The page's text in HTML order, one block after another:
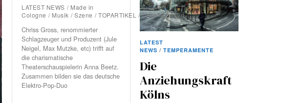
LATEST
NEWS / TEMPERAMENTE
Die
Anziehungskraft
Kölns
LATEST NEWS / Made in
Cologne / Musik / Szene / TOPARTIKEL / Uncategorized
Chriss Gross, renommierter
Schlagzeuger und Produzent (Jule
Neigel, Max Mutzke, etc) trifft auf
die charismatische
Theaterschauspielerin Anna Beetz.
Zusammen bilden sie das deutsche
Elektro-Pop-Duo